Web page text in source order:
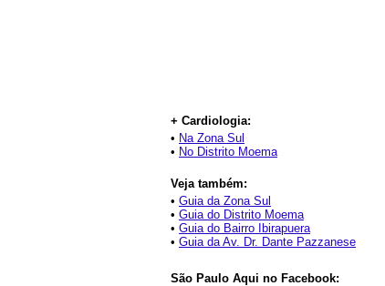
+ Cardiologia:
• Na Zona Sul
• No Distrito Moema
Veja também:
• Guia da Zona Sul
• Guia do Distrito Moema
• Guia do Bairro Ibirapuera
• Guia da Av. Dr. Dante Pazzanese
São Paulo Aqui no Facebook: